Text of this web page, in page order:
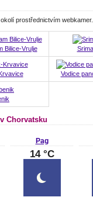
prostřednictvím
Bilice-Vrulje Srima
Vodice
Chorvatsku
Pag
14 °C